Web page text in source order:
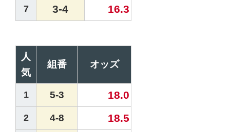
7 3-4 16.3
人
気
組番 オッズ
1 5-3 18.0
2 4-8 18.5